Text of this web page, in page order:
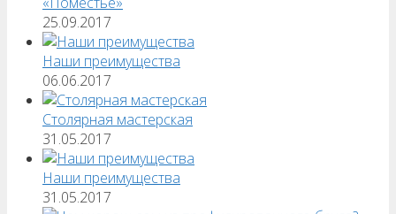
25.09.2017
Наши преимущества
06.06.2017
Столярная мастерская
31.05.2017
Наши преимущества
31.05.2017